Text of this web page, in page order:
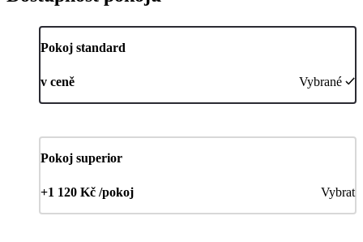
Pokoj standard
v ceně Vybrané
Pokoj superior
+1 120 Kč /pokoj Vybrat